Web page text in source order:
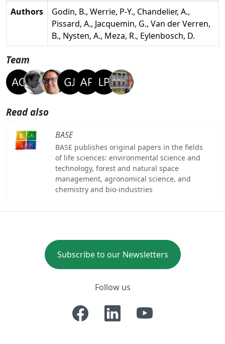
Authors
Godin, B., Werrie, P-Y., Chandelier, A.,
Pissard, A., Jacquemin, G., Van der Verren,
B., Nysten, A., Meza, R., Eylenbosch, D.
Team
Read also
BASE
BASE publishes original papers in the fields
of life sciences: environmental science and
technology, forest and natural space
management, agronomical science, and
chemistry and bio-industries
Subscribe to our Newsletters
Follow us